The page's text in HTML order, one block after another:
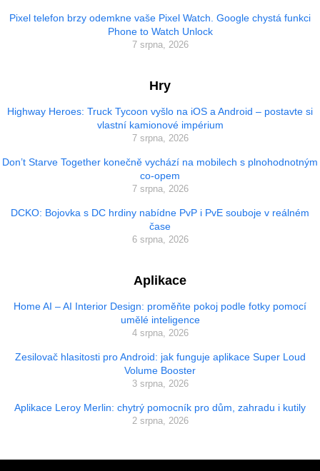
Pixel telefon brzy odemkne vaše Pixel Watch. Google chystá funkci
Phone to Watch Unlock
7 srpna, 2026
Hry
Highway Heroes: Truck Tycoon vyšlo na iOS a Android – postavte si
vlastní kamionové impérium
7 srpna, 2026
Don’t Starve Together konečně vychází na mobilech s plnohodnotným
co-opem
7 srpna, 2026
DCKO: Bojovka s DC hrdiny nabídne PvP i PvE souboje v reálném
čase
6 srpna, 2026
Aplikace
Home AI – AI Interior Design: proměňte pokoj podle fotky pomocí
umělé inteligence
4 srpna, 2026
Zesilovač hlasitosti pro Android: jak funguje aplikace Super Loud
Volume Booster
3 srpna, 2026
Aplikace Leroy Merlin: chytrý pomocník pro dům, zahradu i kutily
2 srpna, 2026